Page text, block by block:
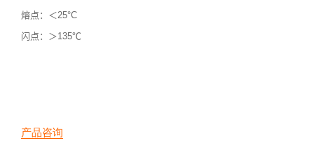
熔点：＜25°C
闪点：＞ 135℃